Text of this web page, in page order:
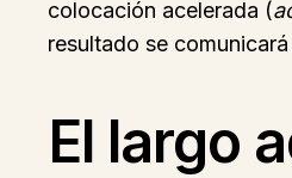
colocación acelerada (
resultado se
El largo